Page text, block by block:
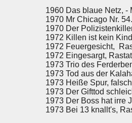
1960 Das blaue Netz, -
1970 Mr Chicago Nr.
1970 Der
1972 Killen ist kein
1972 Feuergesicht,
1972 Eingesargt,
1973 Trio des
1973 Tod aus der
1973 Heiße Spur,
1973 Der Gifttod
1973 Der Boss hat irre
1973 Bei 13 knallt's,